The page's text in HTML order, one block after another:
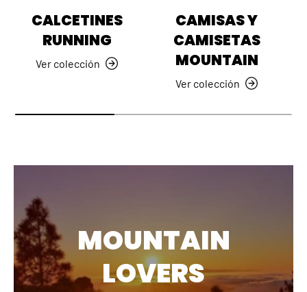
CALCETINES
RUNNING
Ver colección
CAMISAS Y
CAMISETAS
MOUNTAIN
Ver colección
MOUNTAIN
LOVERS